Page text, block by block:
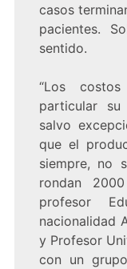
casos
pacientes.
sentido.
“Los
particular su
salvo
que el
siempre, no
rondan
profesor
nacionalidad
y Profesor
con un